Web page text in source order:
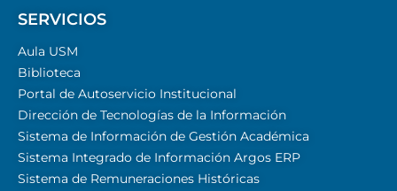
SERVICIOS
Aula USM
Biblioteca
Portal de Autoservicio Institucional
Dirección de Tecnologías de la Información
Sistema de Información de Gestión Académica
Sistema Integrado de Información Argos ERP
Sistema de Remuneraciones Históricas